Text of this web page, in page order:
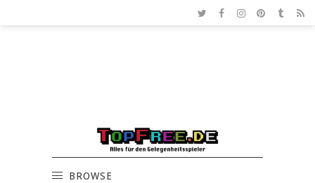
BROWSE